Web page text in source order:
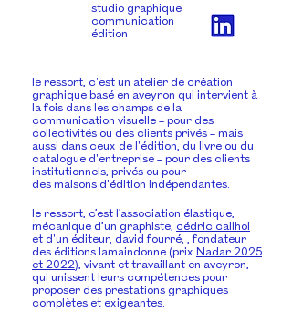
studio graphique
communication
édition
le ressort, c'est un atelier de création
graphique basé en aveyron qui intervient à
la fois dans les champs de la
communication visuelle – pour des
collectivités ou des clients privés – mais
aussi dans ceux de l'édition, du livre ou du
catalogue d'entreprise – pour des clients
institutionnels, privés ou pour
des maisons d'édition indépendantes.
le ressort, c’est l’association élastique,
mécanique d’un graphiste, cédric cailhol
et d'un éditeur, david fourré, , fondateur
des éditions lamaindonne (prix Nadar2025
et 2022), vivant et travaillant en aveyron,
qui unissent leurs compétences pour
proposer des prestations graphiques
complètes et exigeantes.